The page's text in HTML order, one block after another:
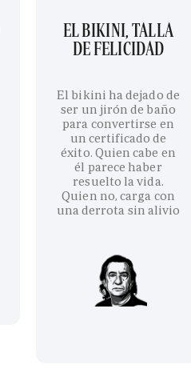
EL BIKINI, TALLA
DE FELICIDAD
El bikini ha dejado de
ser un jirón de baño
para convertirse en
un certificado de
éxito. Quien cabe en
él parece haber
resuelto la vida.
Quien no, carga con
una derrota sin alivio